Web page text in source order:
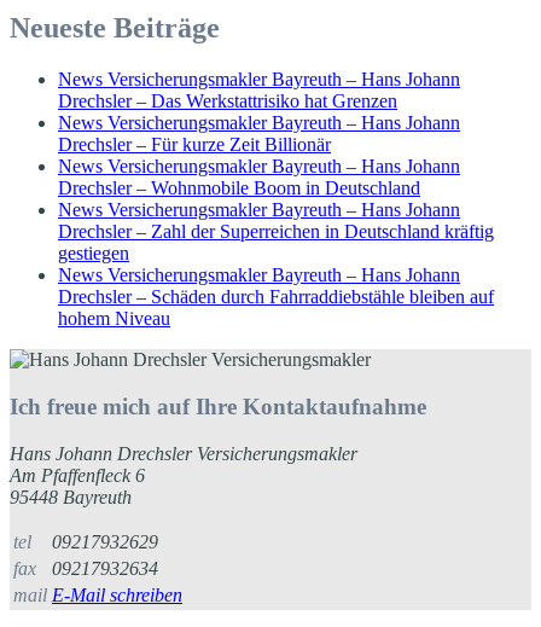
Neueste Beiträge
News Versicherungsmakler Bayreuth – Hans Johann
Drechsler – Das Werkstattrisiko hat Grenzen
News Versicherungsmakler Bayreuth – Hans Johann
Drechsler – Für kurze Zeit Billionär
News Versicherungsmakler Bayreuth – Hans Johann
Drechsler – Wohnmobile Boom in Deutschland
News Versicherungsmakler Bayreuth – Hans Johann
Drechsler – Zahl der Superreichen in Deutschland kräftig
gestiegen
News Versicherungsmakler Bayreuth – Hans Johann
Drechsler – Schäden durch Fahrraddiebstähle bleiben auf
hohem Niveau
Ich freue mich auf Ihre Kontaktaufnahme
Hans Johann Drechsler Versicherungsmakler
Am Pfaffenfleck 6
95448 Bayreuth
tel
09217932629
fax
09217932634
mail E-Mail schreiben